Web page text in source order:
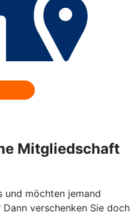
Mitgliedschaft
und möchten jemand
verschenken Sie doch